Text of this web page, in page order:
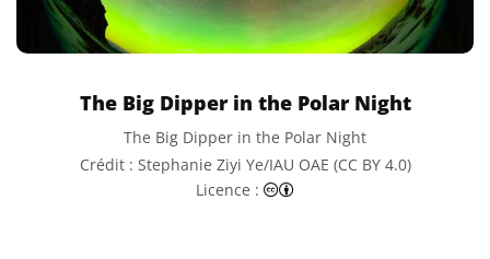
The Big Dipper in the Polar Night
The Big Dipper in the Polar Night
Crédit : Stephanie Ziyi Ye/IAU OAE (CC BY 4.0)
Licence :
Creative Commons (CC)